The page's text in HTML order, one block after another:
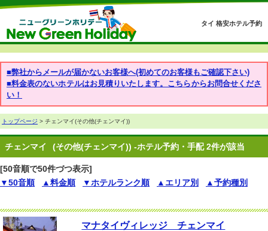
タイ 格安ホテル予約
■弊社からメールが届かないお客様へ(初めてのお客様もご確認下さい)
■料金表のないホテルはお見積りいたします。こちらからお問合せくださ
い！
トップページ > チェンマイ(その他(チェンマイ))
チェンマイ (その他(チェンマイ)) -ホテル予約・手配 2件が該当
[50音順で50件づつ表示]
▼50音順
▲料金順 ▼ホテルランク順 ▲エリア別 ▲予約種別
マナタイヴィレッジ チェンマイ